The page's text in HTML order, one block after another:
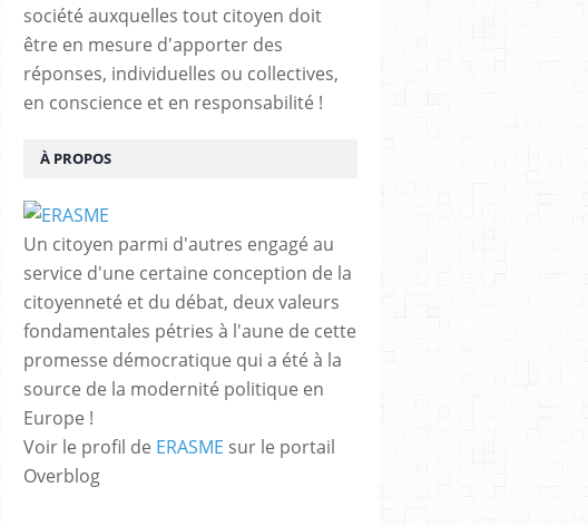
société auxquelles tout citoyen doit
être en mesure d'apporter des
réponses, individuelles ou collectives,
en conscience et en responsabilité !
À PROPOS
Un citoyen parmi d'autres engagé au
service d'une certaine conception de la
citoyenneté et du débat, deux valeurs
fondamentales pétries à l'aune de cette
promesse démocratique qui a été à la
source de la modernité politique en
Europe !
Voir le profil de ERASME sur le portail
Overblog